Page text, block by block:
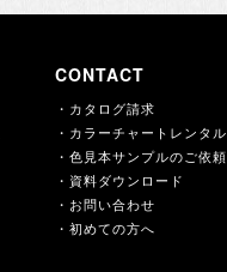
CONTACT
・カタログ請求
・カラーチャートレンタル
・色見本サンプルのご依頼
・資料ダウンロード
・お問い合わせ
・初めての方へ